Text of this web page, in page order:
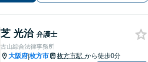
任せ【枚方市駅6分】
芝 光治 弁護士
古山綜合法律事務所
大阪府|枚方市 枚方市駅 から徒歩0分